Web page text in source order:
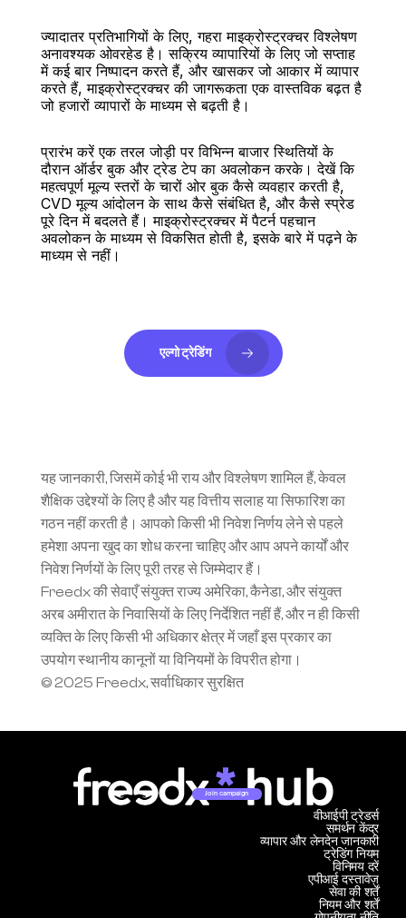
ज्यादातर प्रतिभागियों के लिए, गहरा माइक्रोस्ट्रक्चर विश्लेषण
अनावश्यक ओवरहेड है। सक्रिय व्यापारियों के लिए जो सप्ताह
में कई बार निष्पादन करते हैं, और खासकर जो आकार में व्यापार
करते हैं, माइक्रोस्ट्रक्चर की जागरूकता एक वास्तविक बढ़त है
जो हजारों व्यापारों के माध्यम से बढ़ती है।
प्रारंभ करें एक तरल जोड़ी पर विभिन्न बाजार स्थितियों के
दौरान ऑर्डर बुक और ट्रेड टेप का अवलोकन करके। देखें कि
महत्वपूर्ण मूल्य स्तरों के चारों ओर बुक कैसे व्यवहार करती है,
CVD मूल्य आंदोलन के साथ कैसे संबंधित है, और कैसे स्प्रेड
पूरे दिन में बदलते हैं। माइक्रोस्ट्रक्चर में पैटर्न पहचान
अवलोकन के माध्यम से विकसित होती है, इसके बारे में पढ़ने के
माध्यम से नहीं।
एल्गो ट्रेडिंग
यह जानकारी, जिसमें कोई भी राय और विश्लेषण शामिल हैं, केवल
शैक्षिक उद्देश्यों के लिए है और यह वित्तीय सलाह या सिफारिश का
गठन नहीं करती है। आपको किसी भी निवेश निर्णय लेने से पहले
हमेशा अपना खुद का शोध करना चाहिए और आप अपने कार्यों और
निवेश निर्णयों के लिए पूरी तरह से जिम्मेदार हैं।
Freedx की सेवाएँ संयुक्त राज्य अमेरिका, कैनेडा, और संयुक्त
अरब अमीरात के निवासियों के लिए निर्देशित नहीं हैं, और न ही किसी
व्यक्ति के लिए किसी भी अधिकार क्षेत्र में जहाँ इस प्रकार का
उपयोग स्थानीय कानूनों या विनियमों के विपरीत होगा।
© 2025 Freedx, सर्वाधिकार सुरक्षित
Join campaign
समर्थन केंद्र
व्यापार और लेनदेन जानकारी
वीआईपी ट्रेडर्स
ट्रेडिंग नियम
विनिमय दरें
एपीआई दस्तावेज़
सेवा की शर्तें
नियम और शर्तें